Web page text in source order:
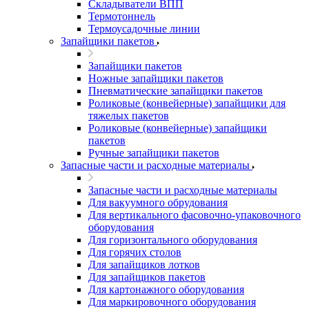
Складыватели ВПП
Термотоннель
Термоусадочные линии
Запайщики пакетов
Запайщики пакетов
Ножные запайщики пакетов
Пневматические запайщики пакетов
Роликовые (конвейерные) запайщики для
тяжелых пакетов
Роликовые (конвейерные) запайщики
пакетов
Ручные запайщики пакетов
Запасные части и расходные материалы
Запасные части и расходные материалы
Для вакуумного обрудования
Для вертикального фасовочно-упаковочного
оборудования
Для горизонтального оборудования
Для горячих столов
Для запайщиков лотков
Для запайщиков пакетов
Для картонажного оборудования
Для маркировочного оборудования